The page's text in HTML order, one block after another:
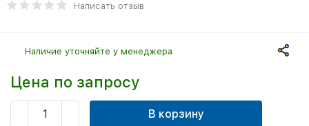
Написать отзыв
Наличие уточняйте у менеджера
Цена по запросу
В корзину